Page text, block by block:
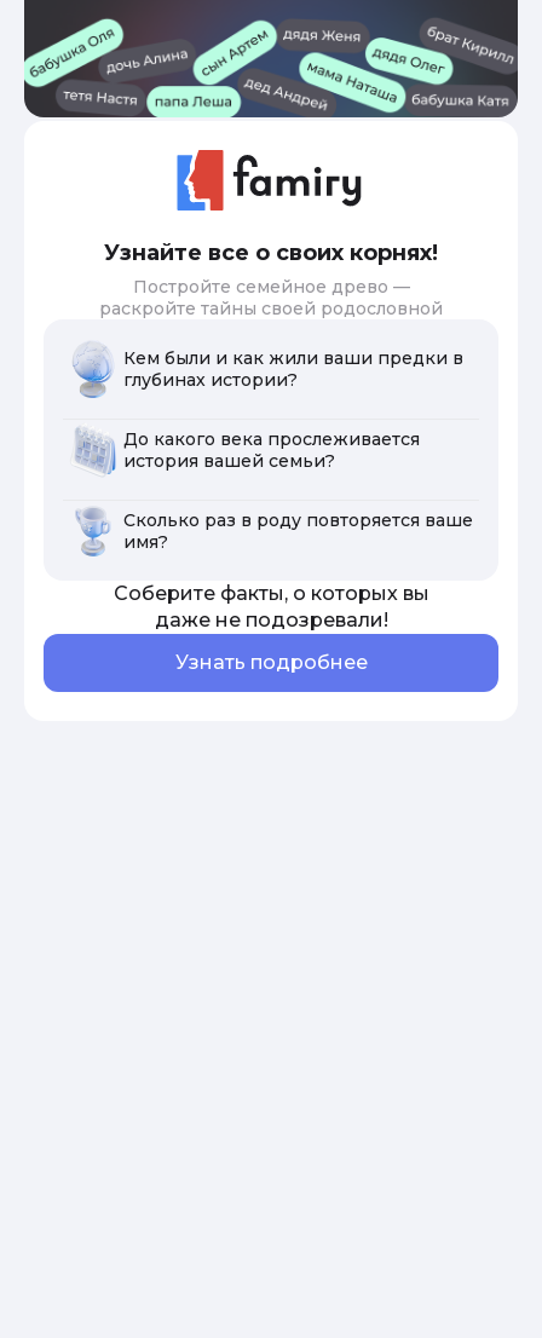
Узнайте все о своих корнях!
Постройте семейное древо —
раскройте тайны своей родословной
Кем были и как жили ваши предки в
глубинах истории?
До какого века прослеживается
история вашей семьи?
Сколько раз в роду повторяется ваше
имя?
Соберите факты, о которых вы
даже не подозревали!
Узнать подробнее